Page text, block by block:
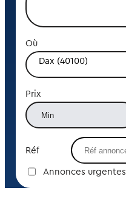
Où
Dax (40100)
Prix
Réf
Annonces urgentes